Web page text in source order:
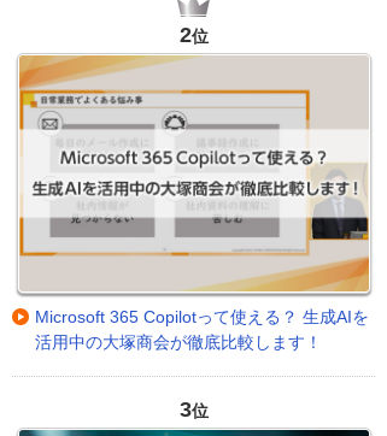
2位
Microsoft 365 Copilotって使える？ 生成AIを
活用中の大塚商会が徹底比較します！
3位